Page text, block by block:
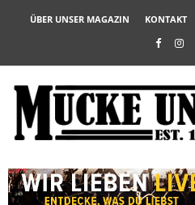
ÜBER UNSER MAGAZIN KONTAKT